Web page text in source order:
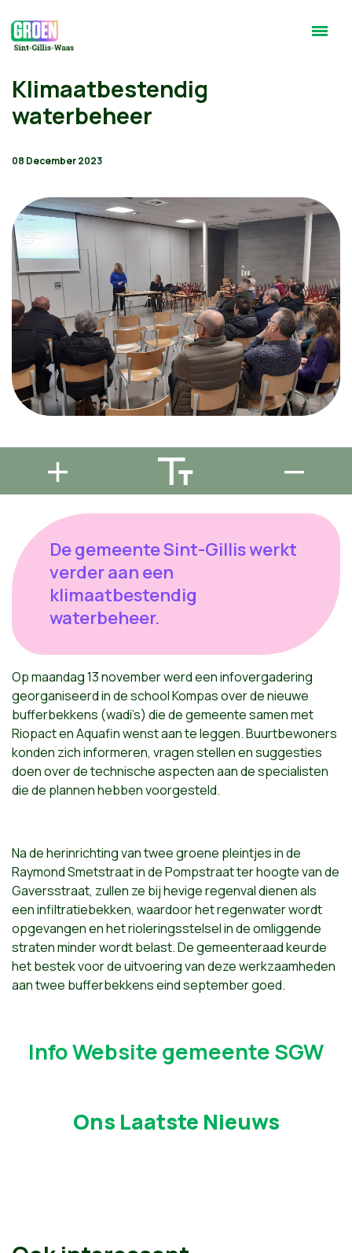
Klimaatbestendig
waterbeheer
08 December 2023
De gemeente Sint-Gillis werkt
verder aan een
klimaatbestendig
waterbeheer.
Op maandag 13 november werd een infovergadering
georganiseerd in de school Kompas over de nieuwe
bufferbekkens (wadi’s) die de gemeente samen met
Riopact en Aquafin wenst aan te leggen. Buurtbewoners
konden zich informeren, vragen stellen en suggesties
doen over de technische aspecten aan de specialisten
die de plannen hebben voorgesteld.
Na de herinrichting van twee groene pleintjes in de
Raymond Smetstraat in de Pompstraat ter hoogte van de
Gaversstraat, zullen ze bij hevige regenval dienen als
een infiltratiebekken, waardoor het regenwater wordt
opgevangen en het rioleringsstelsel in de omliggende
straten minder wordt belast. De gemeenteraad keurde
het bestek voor de uitvoering van deze werkzaamheden
aan twee bufferbekkens eind september goed.
Info Website gemeente SGW
Ons Laatste Nieuws